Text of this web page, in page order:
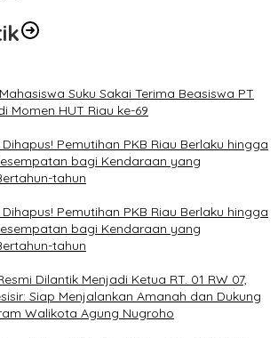
Suku Sakai Terima Beasiswa PT
Momen HUT Riau ke-69
Pemutihan PKB Riau Berlaku hingga
bagi Kendaraan yang
tahun
Pemutihan PKB Riau Berlaku hingga
bagi Kendaraan yang
tahun
Dilantik Menjadi Ketua RT. 01 RW 07,
Siap Menjalankan Amanah dan Dukung
Walikota Agung Nugroho